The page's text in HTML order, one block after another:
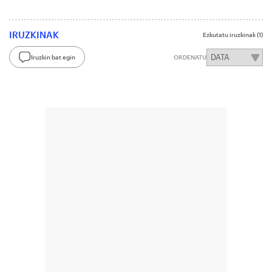
IRUZKINAK Ezkutatu iruzkinak(1)
Iruzkin bat egin ORDENATU